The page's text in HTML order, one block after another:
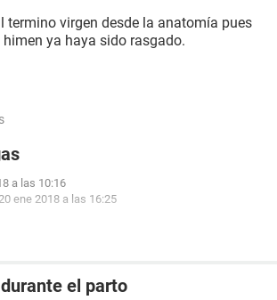
termino virgen desde la anatomía pues
ya haya sido rasgado.
a las 10:16
ene 2018 a las 16:25
el parto